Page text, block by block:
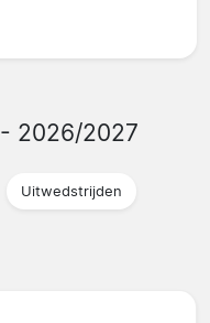
- 2026/2027
Uitwedstrijden